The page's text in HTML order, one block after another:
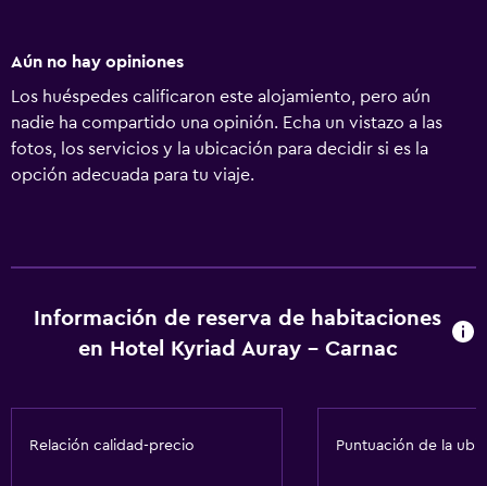
Aún no hay opiniones
Los huéspedes calificaron este alojamiento, pero aún
nadie ha compartido una opinión. Echa un vistazo a las
fotos, los servicios y la ubicación para decidir si es la
opción adecuada para tu viaje.
Información de reserva de habitaciones
en Hotel Kyriad Auray - Carnac
Relación calidad-precio Puntuación de la